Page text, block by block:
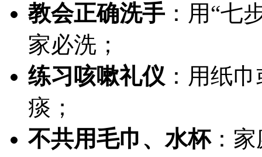
教会正确洗手：用“七
家必洗；
练习咳嗽礼仪 ：用纸
痰；
不共用毛巾、水杯：家